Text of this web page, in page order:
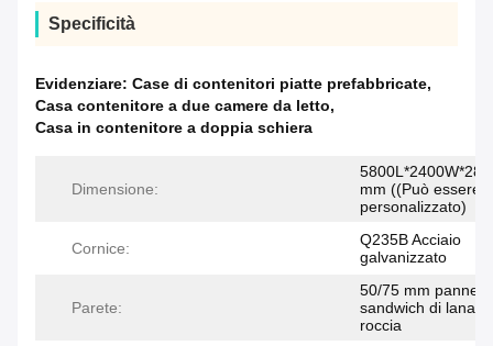
Specificità
Evidenziare: Case di contenitori piatte prefabbricate,
Casa contenitore a due camere da letto,
Casa in contenitore a doppia schiera
Dimensione:
mm ((Può essere
personalizzato)
Cornice:
Q235B Acciaio
galvanizzato
Parete:
50/75 mm pannello
sandwich di lana di
roccia